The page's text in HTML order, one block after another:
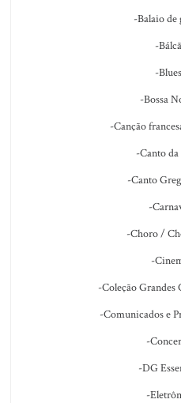
-Balaio de
-
-Blues
-Bossa
-Canção
-Canto
-Canto
-
-Choro /
-
-Coleção Grandes
-Comunicados e
-
-DG
-